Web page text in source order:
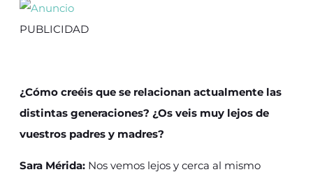
PUBLICIDAD
¿Cómo creéis que se relacionan actualmente las
distintas generaciones? ¿Os veis muy lejos de
vuestros padres y madres?
Sara Mérida: Nos vemos lejos y cerca al mismo